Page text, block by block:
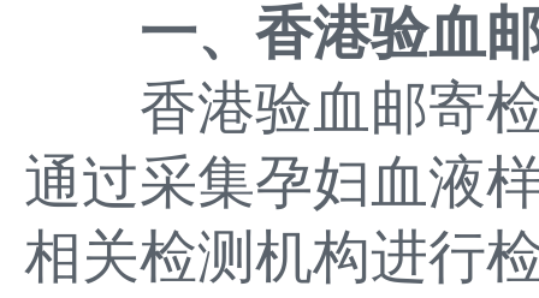
一、香港验血
香港验血邮寄检
通过采集孕妇血液
相关检测机构进行